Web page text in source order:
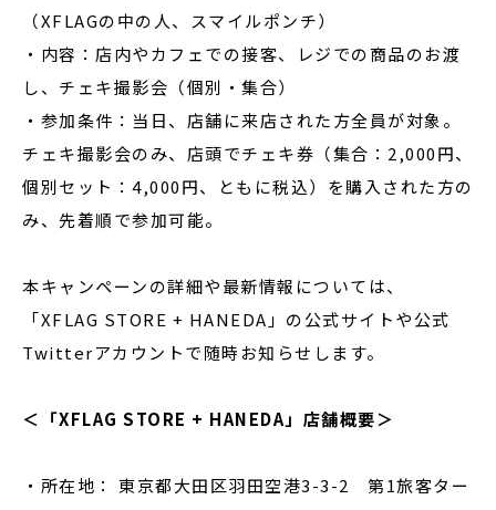
（XFLAGの中の人、スマイルポンチ）
・内容：店内やカフェでの接客、レジでの商品のお渡
し、チェキ撮影会（個別・集合）
・参加条件：当日、店舗に来店された方全員が対象。
チェキ撮影会のみ、店頭でチェキ券（集合：2,000円、
個別セット：4,000円、ともに税込）を購入された方の
み、先着順で参加可能。
本キャンペーンの詳細や最新情報については、
「XFLAG STORE + HANEDA」の公式サイトや公式
Twitterアカウントで随時お知らせします。
＜「XFLAG STORE + HANEDA」店舗概要＞
・所在地： 東京都大田区羽田空港3-3-2 第1旅客ター